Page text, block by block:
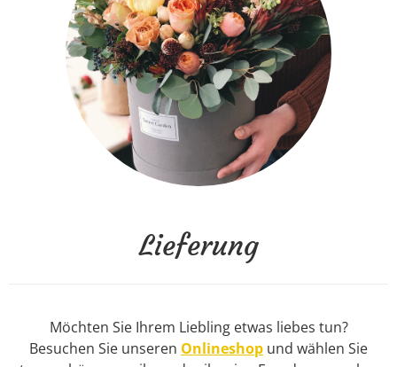
Lieferung
Möchten Sie Ihrem Liebling etwas liebes tun?
Besuchen Sie unseren Onlineshop und wählen Sie